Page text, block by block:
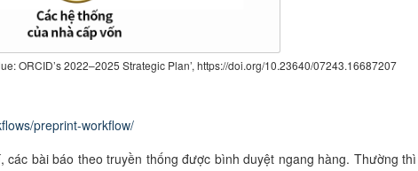
ORCID’s 2022–2025 Strategic Plan’, https://doi.org/10.23640/07243.16687207
preprint-workflow/
bài báo theo truyền thống được bình duyệt ngang hàng. Thường thì